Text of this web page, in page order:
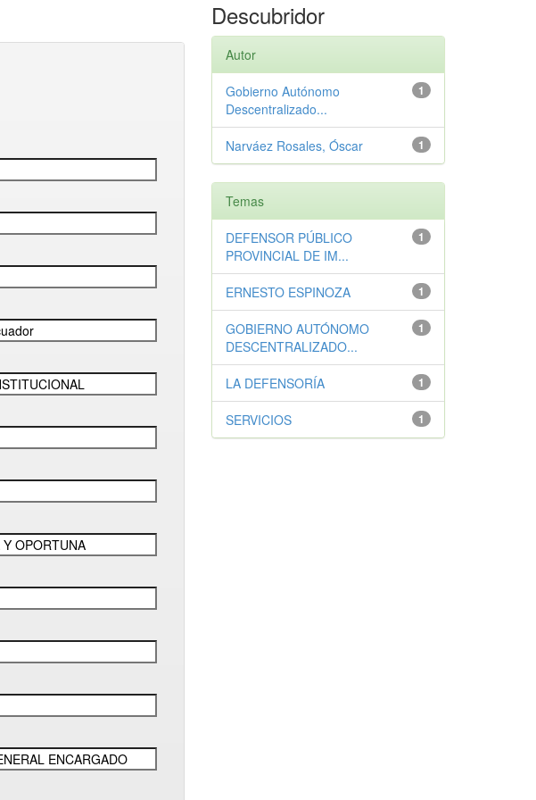
Descubridor
Autor
1
Gobierno Autónomo
Descentralizado...
1
Narváez Rosales, Óscar
Temas
1
DEFENSOR PÚBLICO
PROVINCIAL DE IM...
1
ERNESTO ESPINOZA
1
GOBIERNO AUTÓNOMO
DESCENTRALIZADO...
1
LA DEFENSORÍA
1
SERVICIOS